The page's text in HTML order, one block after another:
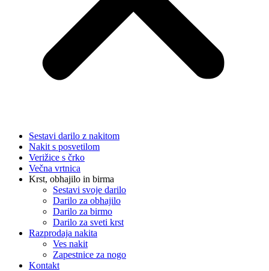
Sestavi darilo z nakitom
Nakit s posvetilom
Verižice s črko
Večna vrtnica
Krst, obhajilo in birma
Sestavi svoje darilo
Darilo za obhajilo
Darilo za birmo
Darilo za sveti krst
Razprodaja nakita
Ves nakit
Zapestnice za nogo
Kontakt